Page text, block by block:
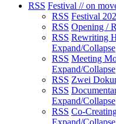
RSS Festival // on
RSS Festival
RSS Opening /
RSS Rewriting
Expand/Collapse
RSS Meeting
Expand/Collapse
RSS Zwei
RSS
Expand/Collapse
RSS Co-
Expand/Collapse